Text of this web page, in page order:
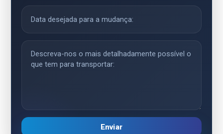
Enviar